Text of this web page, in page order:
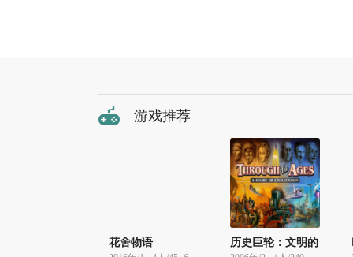
游戏推荐
花舍物语
历史巨轮：文明的